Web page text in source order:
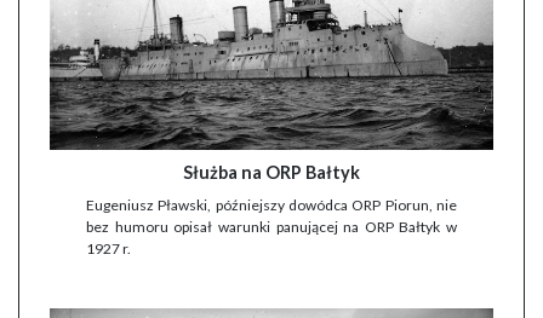
Służba na ORP Bałtyk
Eugeniusz Pławski, późniejszy dowódca ORP Piorun, nie
bez humoru opisał warunki panującej na ORP Bałtyk w
1927 r.